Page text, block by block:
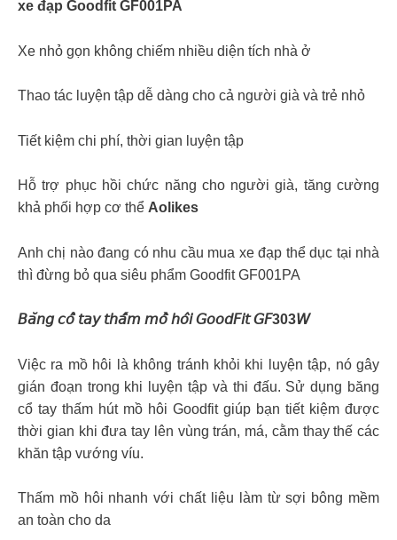
xe đạp Goodfit GF001PA
Xe nhỏ gọn không chiếm nhiều diện tích nhà ở
Thao tác luyện tập dễ dàng cho cả người già và trẻ nhỏ
Tiết kiệm chi phí, thời gian luyện tập
Hỗ trợ phục hồi chức năng cho người già, tăng cường
khả phối hợp cơ thể Aolikes
Anh chị nào đang có nhu cầu mua xe đạp thể dục tại nhà
thì đừng bỏ qua siêu phẩm Goodfit GF001PA
𝘉𝘢̆𝘯𝘨 𝘤𝘰̂̉ 𝘵𝘢𝘺 𝘵𝘩𝘢̂́𝘮 𝘮𝘰̂̀ 𝘩𝘰̂𝘪 𝘎𝘰𝘰𝘥𝘍𝘪𝘵 𝘎𝘍303𝘞
Việc ra mồ hôi là không tránh khỏi khi luyện tập, nó gây
gián đoạn trong khi luyện tập và thi đấu. Sử dụng băng
cổ tay thấm hút mồ hôi Goodfit giúp bạn tiết kiệm được
thời gian khi đưa tay lên vùng trán, má, cằm thay thế các
khăn tập vướng víu.
Thấm mồ hôi nhanh với chất liệu làm từ sợi bông mềm
an toàn cho da